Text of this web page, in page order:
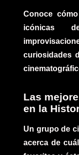
Conoce
icónicas
curiosidades
Las
en la
Un grupo de
acerca de